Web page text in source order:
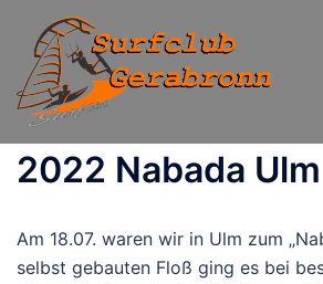
Inhalt
springen
2022 Nabada Ulm
Am 18.07. waren wir in Ulm zum
selbst gebauten Floß ging es bei